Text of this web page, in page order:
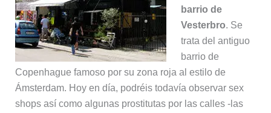
barrio de
Vesterbro. Se
trata del antiguo
barrio de
Copenhague famoso por su zona roja al estilo de
Ámsterdam. Hoy en día, podréis todavía observar sex
shops así como algunas prostitutas por las calles -las